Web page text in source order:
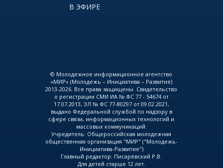
В ЭФИРЕ
© Молодежное информационное агентство
«МИР» (Молодежь – Инициатива – Развитие)
2013-2026. Все права защищены. Свидетельство
о регистрации СМИ ИА № ФС 77 - 54674 от
17.07.2013, ЭЛ № ФС 77-80297 от 09.02.2021,
выдано Федеральной службой по надзору в
сфере связи, информационных технологий и
массовых коммуникаций.
Учредитель: Общероссийская молодежная
общественная организация "МИР" ("Молодежь-
Инициатива-Развитие")
Главный редактор: Писарёвский Р.В.
Для детей старше 12 лет.